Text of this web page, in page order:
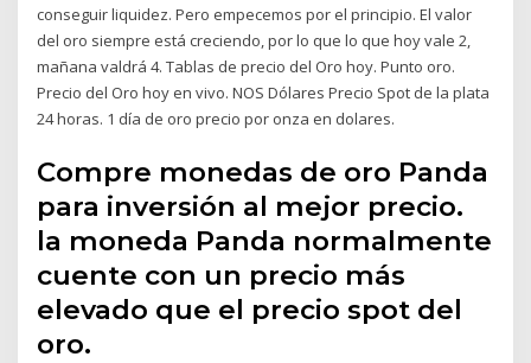
conseguir liquidez. Pero empecemos por el principio. El valor
del oro siempre está creciendo, por lo que lo que hoy vale 2,
mañana valdrá 4. Tablas de precio del Oro hoy. Punto oro.
Precio del Oro hoy en vivo. NOS Dólares Precio Spot de la plata
24 horas. 1 día de oro precio por onza en dolares.
Compre monedas de oro Panda
para inversión al mejor precio.
la moneda Panda normalmente
cuente con un precio más
elevado que el precio spot del
oro.